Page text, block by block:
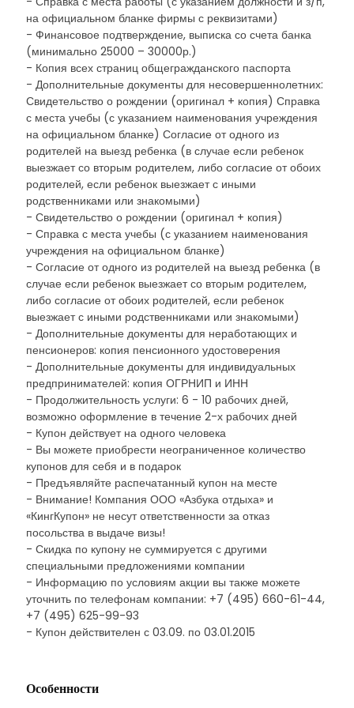
на официальном бланке фирмы с реквизитами)
- Финансовое подтверждение, выписка со счета банка
(минимально 25000 – 30000р.)
- Копия всех страниц общегражданского паспорта
- Дополнительные документы для несовершеннолетних:
Свидетельство о рождении (оригинал + копия) Справка
с места учебы (с указанием наименования учреждения
на официальном бланке) Согласие от одного из
родителей на выезд ребенка (в случае если ребенок
выезжает со вторым родителем, либо согласие от обоих
родителей, если ребенок выезжает с иными
родственниками или знакомыми)
- Свидетельство о рождении (оригинал + копия)
- Справка с места учебы (с указанием наименования
учреждения на официальном бланке)
- Согласие от одного из родителей на выезд ребенка (в
случае если ребенок выезжает со вторым родителем,
либо согласие от обоих родителей, если ребенок
выезжает с иными родственниками или знакомыми)
- Дополнительные документы для неработающих и
пенсионеров: копия пенсионного удостоверения
- Дополнительные документы для индивидуальных
предпринимателей: копия ОГРНИП и ИНН
- Продолжительность услуги: 6 - 10 рабочих дней,
возможно оформление в течение 2-х рабочих дней
- Купон действует на одного человека
- Вы можете приобрести неограниченное количество
купонов для себя и в подарок
- Предъявляйте распечатанный купон на месте
- Внимание! Компания ООО «Азбука отдыха» и
«КингКупон» не несут ответственности за отказ
посольства в выдаче визы!
- Скидка по купону не суммируется с другими
специальными предложениями компании
- Информацию по условиям акции вы также можете
уточнить по телефонам компании: +7 (495) 660-61-44,
+7 (495) 625-99-93
- Купон действителен с 03.09. по 03.01.2015
Особенности